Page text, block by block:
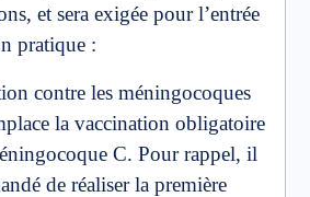
et sera exigée pour l’entrée
pratique :
contre les méningocoques
la vaccination obligatoire
C. Pour rappel, il
de réaliser la première